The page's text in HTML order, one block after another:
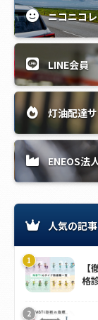
ニコニコ
LINE会員
灯油配達
ENEOS法
人気の記
格